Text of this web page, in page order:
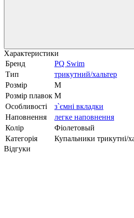
Характеристики
Бренд
PQ Swim
Тип
трикутний/хальтер
Розмір
M
Розмір плавок M
Особливості
з`ємні вкладки
Наповнення
легке наповнення
Колір
Фіолетовый
Категорія
Купальники трикутні/
Відгуки